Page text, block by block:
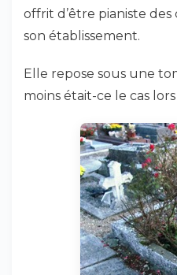
offrit d’être pianiste
son établissement.
Elle repose sous une
moins était-ce le cas